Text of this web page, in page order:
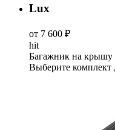
Lux
от 7 600 ₽
hit
Багажник на крышу
Выберите комплект